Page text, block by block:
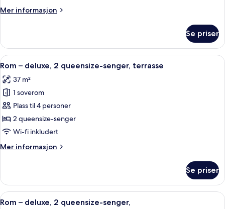
senger,
Mer informasjon
Mer
–
deluxe,
2
senger,
balkong
Se priser
Åpne
alle
bildene
av
Rom
–
deluxe,
queensize-
Italienske Frette-laken, sengetøy av
5
Rom – deluxe, 2 queensize-senger, terrasse
37 m²
1 soverom
Plass til 4 personer
2 queensize-senger
Wi-fi inkludert
Mer informasjon
Mer
–
deluxe,
2
Se priser
Åpne
Italienske Frette-laken, sengetøy av
4
Rom – deluxe, 2 queensize-senger,